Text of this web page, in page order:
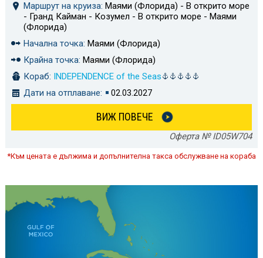
Маршрут на круиза: Маями (Флорида) - В открито море
- Гранд Кайман - Козумел - В открито море - Маями
(Флорида)
Начална точка: Маями (Флорида)
Крайна точка: Маями (Флорида)
Кораб:
INDEPENDENCE of the Seas
Дати на отплаване:
02.03.2027
ВИЖ ПОВЕЧЕ
Оферта № ID05W704
*Към цената е дължима и допълнителна такса обслужване на кораба